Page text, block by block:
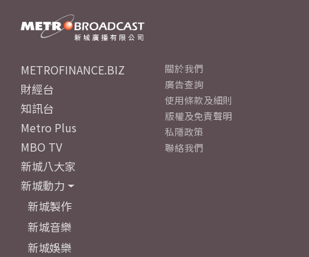
METROFINANCE.BIZ
財經台
知訊台
Metro Plus
MBO TV
新城八大家
新城動力
新城製作
新城音樂
新城娛樂
關於我們
廣告查詢
使用條款及細則
版權及免責聲明
私隱政策
聯絡我們